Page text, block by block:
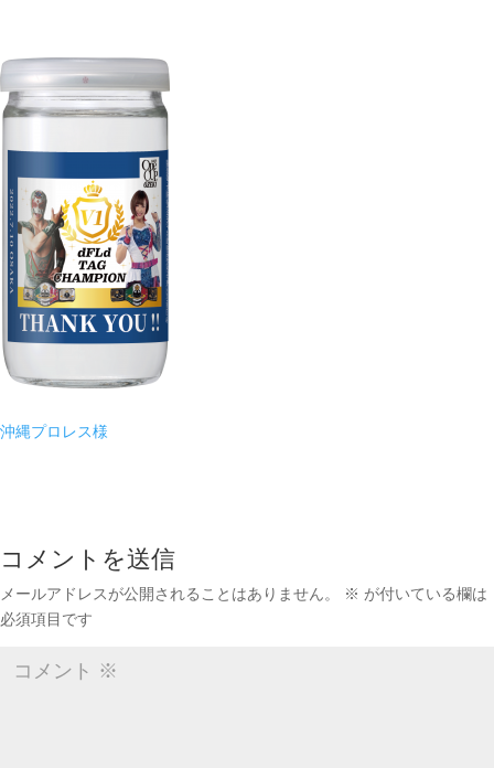
沖縄プロレス様
コメントを送信
メールアドレスが公開されることはありません。 ※ が付いている欄は
必須項目です